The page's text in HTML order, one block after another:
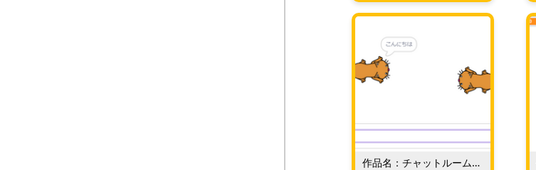
作品名：チャットルームを